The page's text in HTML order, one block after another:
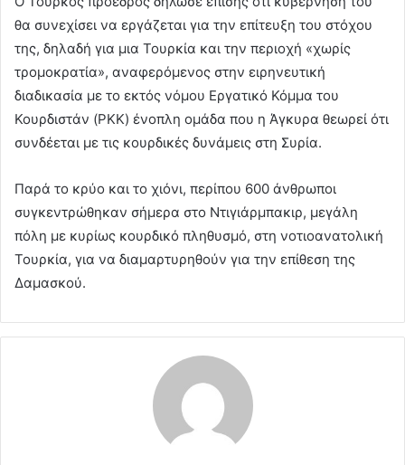
θα συνεχίσει να εργάζεται για την επίτευξη του στόχου
της, δηλαδή για μια Τουρκία και την περιοχή «χωρίς
τρομοκρατία», αναφερόμενος στην ειρηνευτική
διαδικασία με το εκτός νόμου Εργατικό Κόμμα του
Κουρδιστάν (PKK) ένοπλη ομάδα που η Άγκυρα θεωρεί ότι
συνδέεται με τις κουρδικές δυνάμεις στη Συρία.
Παρά το κρύο και το χιόνι, περίπου 600 άνθρωποι
συγκεντρώθηκαν σήμερα στο Ντιγιάρμπακιρ, μεγάλη
πόλη με κυρίως κουρδικό πληθυσμό, στη νοτιοανατολική
Τουρκία, για να διαμαρτυρηθούν για την επίθεση της
Δαμασκού.